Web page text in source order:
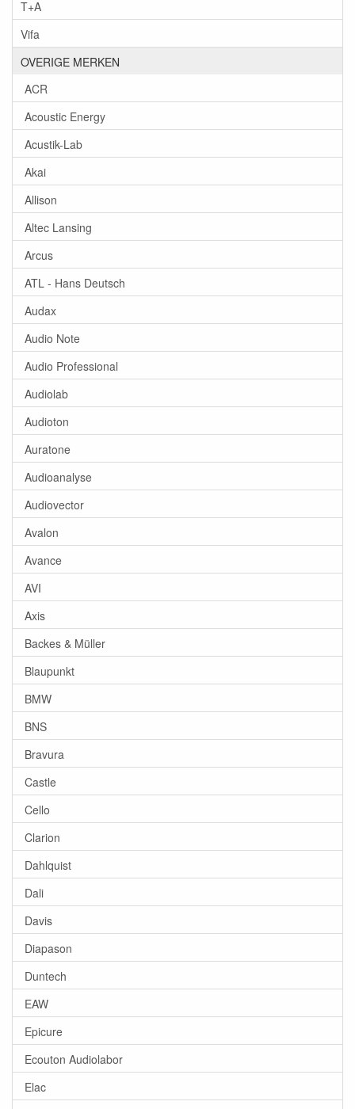
T+A
Vifa
OVERIGE MERKEN
ACR
Acoustic Energy
Acustik-Lab
Akai
Allison
Altec Lansing
Arcus
ATL - Hans Deutsch
Audax
Audio Note
Audio Professional
Audiolab
Audioton
Auratone
Audioanalyse
Audiovector
Avalon
Avance
AVI
Axis
Backes & Müller
Blaupunkt
BMW
BNS
Bravura
Castle
Cello
Clarion
Dahlquist
Dali
Davis
Diapason
Duntech
EAW
Epicure
Ecouton Audiolabor
Elac